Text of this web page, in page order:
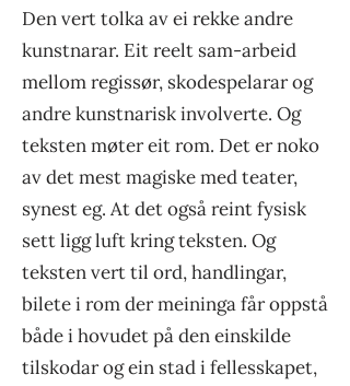
Den vert tolka av ei rekke andre
kunstnarar. Eit reelt sam-arbeid
mellom regissør, skodespelarar og
andre kunstnarisk involverte. Og
teksten møter eit rom. Det er noko
av det mest magiske med teater,
synest eg. At det også reint fysisk
sett ligg luft kring teksten. Og
teksten vert til ord, handlingar,
bilete i rom der meininga får oppstå
både i hovudet på den einskilde
tilskodar og ein stad i fellesskapet,